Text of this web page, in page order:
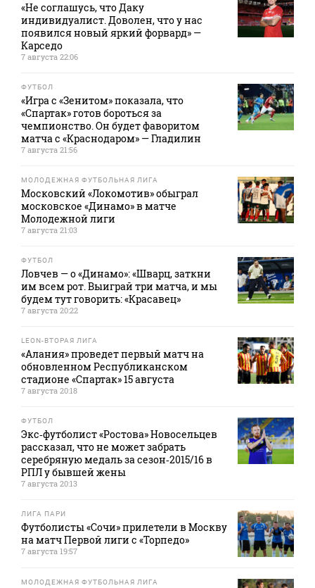
«Не соглашусь, что Даку
индивидуалист. Доволен, что у нас
появился новый яркий форвард» —
Карседо
7 августа 22:06
ФУТБОЛ
«Игра с «Зенитом» показала, что
«Спартак» готов бороться за
чемпионство. Он будет фаворитом
матча с «Краснодаром» — Гладилин
7 августа 21:56
МОЛОДЕЖНАЯ ФУТБОЛЬНАЯ ЛИГА
Московский «Локомотив» обыграл
московское «Динамо» в матче
Молодежной лиги
7 августа 21:03
ФУТБОЛ
Ловчев — о «Динамо»: «Шварц, заткни
им всем рот. Выиграй три матча, и мы
будем тут говорить: «Красавец»
7 августа 20:22
LEON-ВТОРАЯ ЛИГА
«Алания» проведет первый матч на
обновленном Республиканском
стадионе «Спартак» 15 августа
7 августа 20:18
ФУТБОЛ
Экс‑футболист «Ростова» Новосельцев
рассказал, что не может забрать
серебряную медаль за сезон‑2015/16 в
РПЛ у бывшей жены
7 августа 20:13
ЛИГА ПАРИ
Футболисты «Сочи» прилетели в Москву
на матч Первой лиги с «Торпедо»
7 августа 19:57
МОЛОДЕЖНАЯ ФУТБОЛЬНАЯ ЛИГА